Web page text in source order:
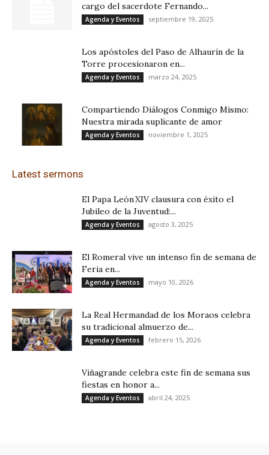
cargo del sacerdote Fernando...
Agenda y Eventos septiembre 19, 2025
Los apóstoles del Paso de Alhaurín de la
Torre procesionaron en...
Agenda y Eventos marzo 24, 2025
Compartiendo Diálogos Conmigo Mismo:
Nuestra mirada suplicante de amor
Agenda y Eventos noviembre 1, 2025
Latest sermons
El Papa León XIV clausura con éxito el
Jubileo de la Juventud:...
Agenda y Eventos agosto 3, 2025
El Romeral vive un intenso fin de semana de
Feria en...
Agenda y Eventos mayo 10, 2026
La Real Hermandad de los Moraos celebra
su tradicional almuerzo de...
Agenda y Eventos febrero 15, 2026
Viñagrande celebra este fin de semana sus
fiestas en honor a...
Agenda y Eventos abril 24, 2025